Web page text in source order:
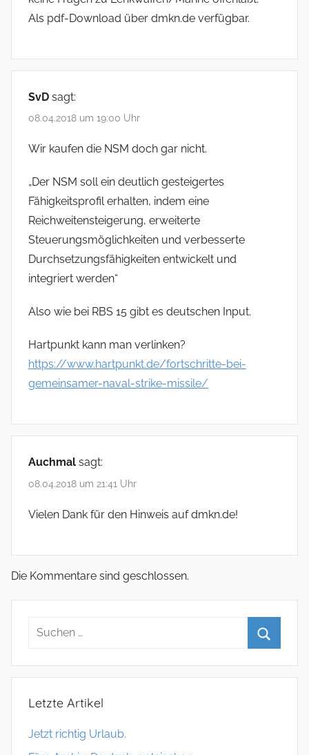
Als pdf-Download über dmkn.de verfügbar.
SvD sagt:
08.04.2018 um 19:00 Uhr
Wir kaufen die NSM doch gar nicht.
„Der NSM soll ein deutlich gesteigertes
Fähigkeitsprofil erhalten, indem eine
Reichweitensteigerung, erweiterte
Steuerungsmöglichkeiten und verbesserte
Durchsetzungsfähigkeiten entwickelt und
integriert werden“
Also wie bei RBS 15 gibt es deutschen Input.
Hartpunkt kann man verlinken?
https://www.hartpunkt.de/fortschritte-bei-
gemeinsamer-naval-strike-missile/
Auchmal sagt:
08.04.2018 um 21:41 Uhr
Vielen Dank für den Hinweis auf dmkn.de!
Die Kommentare sind geschlossen.
Letzte Artikel
Jetzt richtig Urlaub.